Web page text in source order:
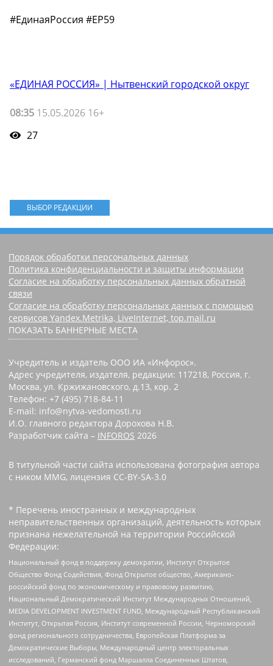
#ЕдинаяРоссия #ЕР59
«ЕДИНАЯ РОССИЯ» | Нытвенский городской округ
08:35 15.05.2026 16+
27
ВЫБОР РЕДАКЦИИ
Порядок обработки персональных данных
Политика конфиденциальности и защиты информации
Согласие на обработку персональных данных обратной
связи
Согласие на обработку персональных данных с помощью
сервисов Yandex.Metrika, LiveInternet, top.mail.ru
ПОКАЗАТЬ БАННЕРНЫЕ МЕСТА
Учредитель и издатель ООО ИА «Инфорос».
Адрес учредителя, издателя, редакции: 117218, Россия, г.
Москва, ул. Кржижановского, д.13, кор. 2
Телефон: +7 (495) 718-84-11
E-mail: info@nytva-vedomosti.ru
И.О. главного редактора Дорохова Н.В.
Разработчик сайта – INFOROS 2026
В титульной части сайта использована фотография автора
с ником MMG, лицензия CC-BY-SA-3.0
* Перечень иностранных и международных
неправительственных организаций, деятельность которых
признана нежелательной на территории Российской
Федерации:
Национальный фонд в поддержку демократии, Институт Открытое
Общество Фонд Содействия, Фонд Открытое общество, Американо-
российский фонд по экономическому и правовому развитию,
Национальный Демократический Институт Международных Отношений,
MEDIA DEVELOPMENT INVESTMENT FUND, Международный Республиканский
Институт, Открытая Россия, Институт современной России, Черноморский
фонд регионального сотрудничества, Европейская Платформа за
Демократические Выборы, Международный центр электоральных
исследований, Германский фонд Маршалла Соединенных Штатов,